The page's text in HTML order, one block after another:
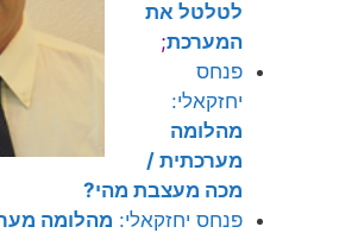
לטלטל את
המערכת;
פנחס
יחזקאלי:
מהלומה
מערכתית /
מכה מעצבת מהי?
פנחס יחזקאלי: מהלומה